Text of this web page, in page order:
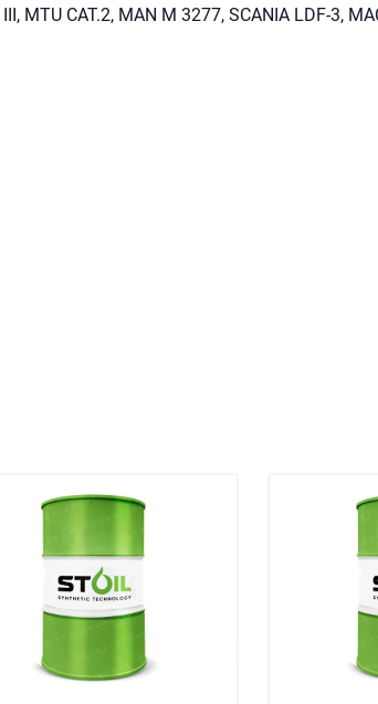
III, MTU CAT.2, MAN M 3277, SCANIA LDF-3,